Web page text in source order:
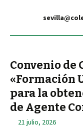
Convenio de
«Formación
para la
de Agente
21 julio, 2026